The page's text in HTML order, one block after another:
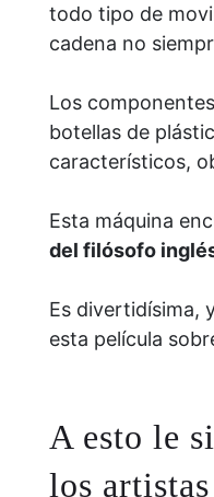
todo tipo de
cadena no
Los
botellas de
característicos,
Esta máquina
del filósofo
Es divertidísima,
esta película
A esto le
los